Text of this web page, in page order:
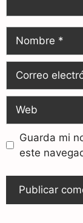
Guarda mi
este